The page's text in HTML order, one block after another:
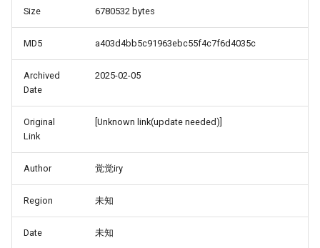
Size 6780532 bytes
MD5 a403d4bb5c91963ebc55f4c7f6d4035c
Archived
Date
2025-02-05
Original
Link
[Unknown link(update needed)]
Author 觉觉iry
Region 未知
Date 未知